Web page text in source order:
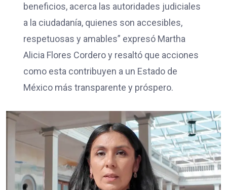
beneficios, acerca las autoridades judiciales
a la ciudadanía, quienes son accesibles,
respetuosas y amables” expresó Martha
Alicia Flores Cordero y resaltó que acciones
como esta contribuyen a un Estado de
México más transparente y próspero.